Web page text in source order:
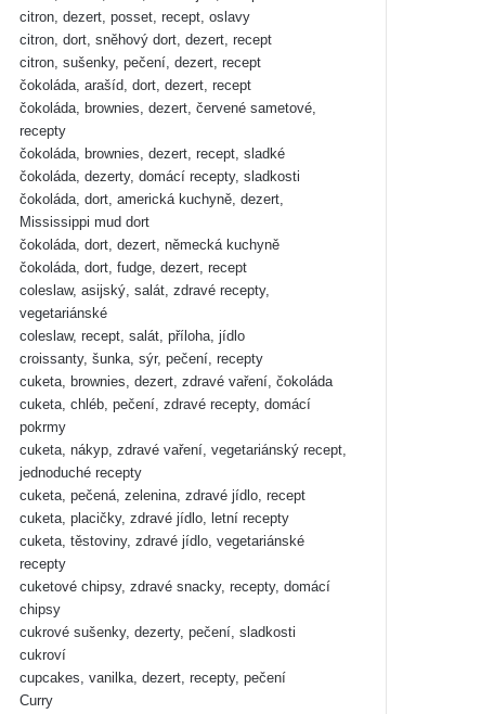
citron, dezert, posset, recept, oslavy
citron, dort, sněhový dort, dezert, recept
citron, sušenky, pečení, dezert, recept
čokoláda, arašíd, dort, dezert, recept
čokoláda, brownies, dezert, červené sametové,
recepty
čokoláda, brownies, dezert, recept, sladké
čokoláda, dezerty, domácí recepty, sladkosti
čokoláda, dort, americká kuchyně, dezert,
Mississippi mud dort
čokoláda, dort, dezert, německá kuchyně
čokoláda, dort, fudge, dezert, recept
coleslaw, asijský, salát, zdravé recepty,
vegetariánské
coleslaw, recept, salát, příloha, jídlo
croissanty, šunka, sýr, pečení, recepty
cuketa, brownies, dezert, zdravé vaření, čokoláda
cuketa, chléb, pečení, zdravé recepty, domácí
pokrmy
cuketa, nákyp, zdravé vaření, vegetariánský recept,
jednoduché recepty
cuketa, pečená, zelenina, zdravé jídlo, recept
cuketa, placičky, zdravé jídlo, letní recepty
cuketa, těstoviny, zdravé jídlo, vegetariánské
recepty
cuketové chipsy, zdravé snacky, recepty, domácí
chipsy
cukrové sušenky, dezerty, pečení, sladkosti
cukroví
cupcakes, vanilka, dezert, recepty, pečení
Curry